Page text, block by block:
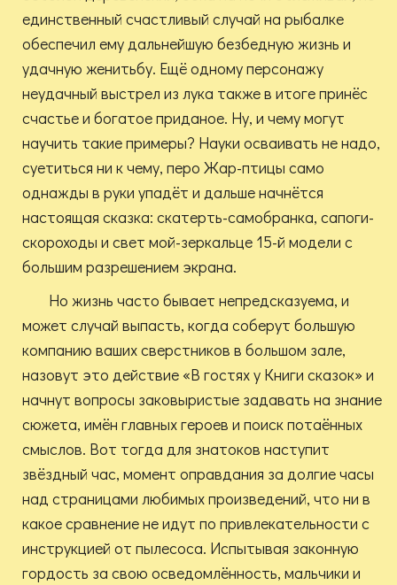
единственный счастливый случай на рыбалке
обеспечил ему дальнейшую безбедную жизнь и
удачную женитьбу. Ещё одному персонажу
неудачный выстрел из лука также в итоге принёс
счастье и богатое приданое. Ну, и чему могут
научить такие примеры? Науки осваивать не надо,
суетиться ни к чему, перо Жар-птицы само
однажды в руки упадёт и дальше начнётся
настоящая сказка: скатерть-самобранка, сапоги-
скороходы и свет мой-зеркальце 15-й модели с
большим разрешением экрана.
Но жизнь часто бывает непредсказуема, и
может случай выпасть, когда соберут большую
компанию ваших сверстников в большом зале,
назовут это действие «В гостях у Книги сказок» и
начнут вопросы заковыристые задавать на знание
сюжета, имён главных героев и поиск потаённых
смыслов. Вот тогда для знатоков наступит
звёздный час, момент оправдания за долгие часы
над страницами любимых произведений, что ни в
какое сравнение не идут по привлекательности с
инструкцией от пылесоса. Испытывая законную
гордость за свою осведомлённость, мальчики и